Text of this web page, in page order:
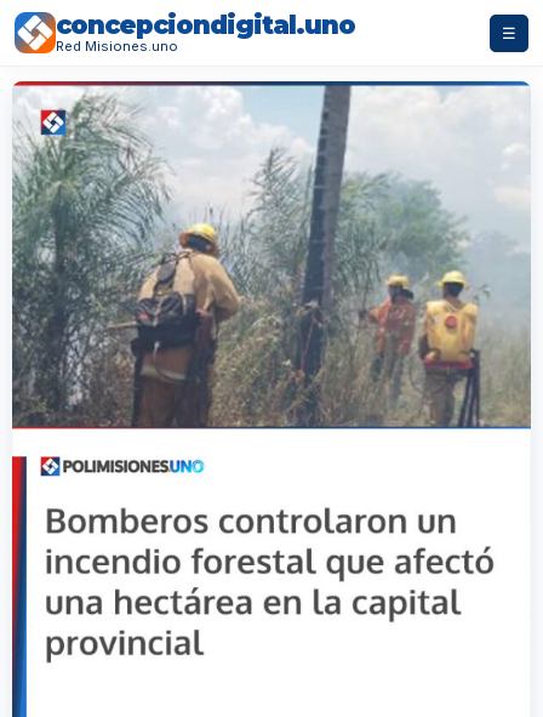
concepciondigital.uno
Red Misiones.uno
☰